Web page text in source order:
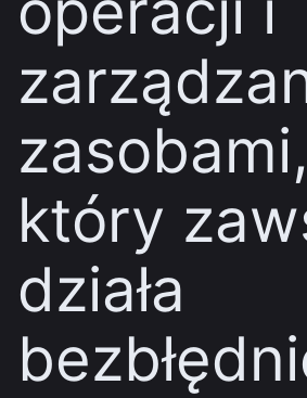
zasobami,
który
działa